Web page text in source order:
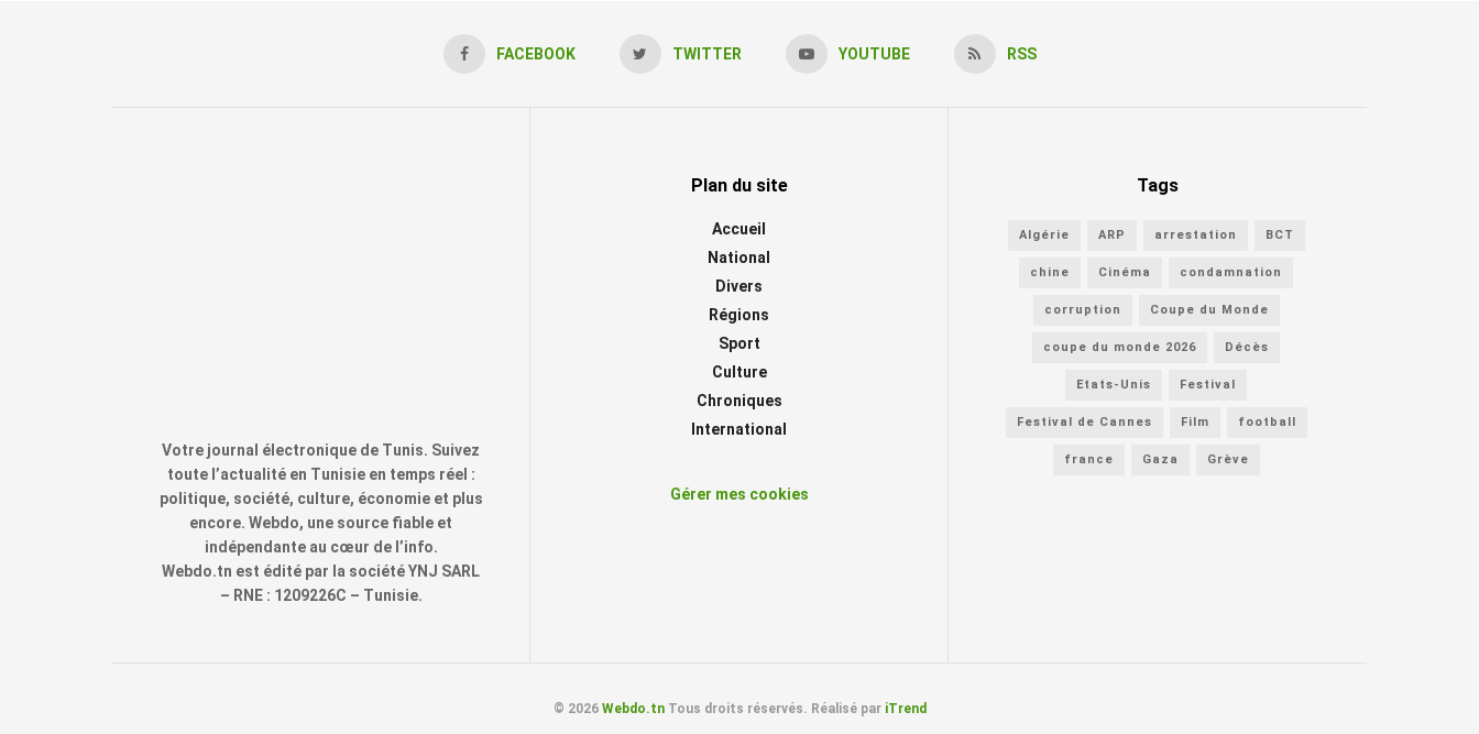
FACEBOOK TWITTER YOUTUBE RSS
Votre journal électronique de Tunis. Suivez
toute l’actualité en Tunisie en temps réel :
politique, société, culture, économie et plus
encore. Webdo, une source fiable et
indépendante au cœur de l’info.
Webdo.tn est édité par la société YNJ SARL
– RNE : 1209226C – Tunisie.
Plan du site
Accueil
National
Divers
Régions
Sport
Culture
Chroniques
International
Gérer mes cookies
Tags
Algérie ARP arrestation BCT
chine Cinéma condamnation
corruption Coupe du Monde
coupe du monde 2026 Décès
Etats-Unis Festival
Festival de Cannes Film football
france Gaza Grève
© 2026 Webdo.tnTous droits réservés. Réalisé par iTrend